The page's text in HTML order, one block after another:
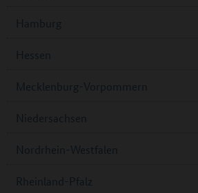
Hamburg
Hessen
Mecklenburg-Vorpommern
Niedersachsen
Nordrhein-Westfalen
Rheinland-Pfalz